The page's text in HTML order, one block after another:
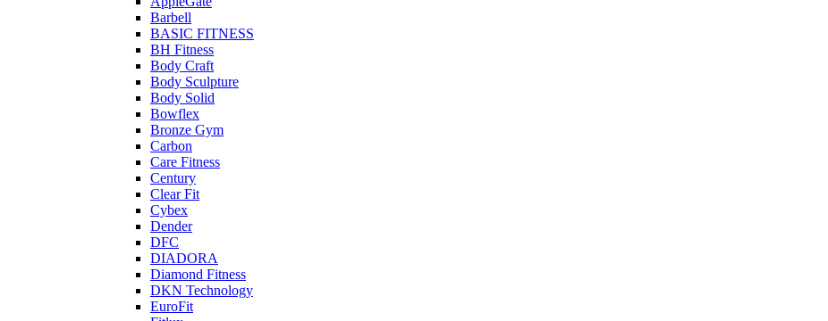
Barbell
BASIC FITNESS
BH Fitness
Body Craft
Body Sculpture
Body Solid
Bowflex
Bronze Gym
Carbon
Care Fitness
Century
Clear Fit
Cybex
Dender
DFC
DIADORA
Diamond Fitness
DKN Technology
EuroFit